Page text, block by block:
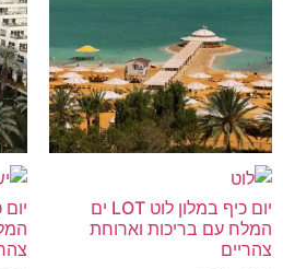
יום כיף במלון לוט LOT ים
המלח עם בריכות וארוחת
צהריים